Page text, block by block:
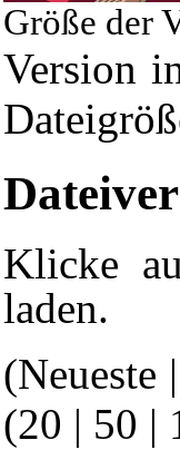
Größe der
Version
Klicke
laden.
(Neueste
(20 | 50 |